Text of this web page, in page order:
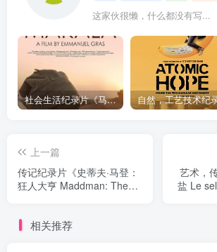
这家伙很懒，什么都没有写...
社会生活纪录片《马加拉 Makala》下载
上一篇
传记纪录片《史蒂夫·马登：
狂人大亨 Maddman: The
艺术，
盐 Le
相关推荐